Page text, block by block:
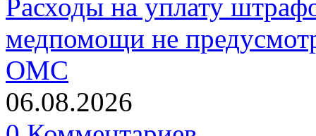
Расходы на уплату
медпомощи не
ОМС
06.08.2026